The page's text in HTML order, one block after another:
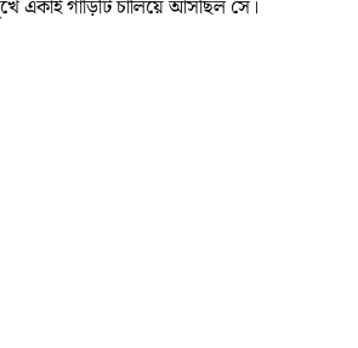
একাই গাড়িটি চালিয়ে আসছিল সে।